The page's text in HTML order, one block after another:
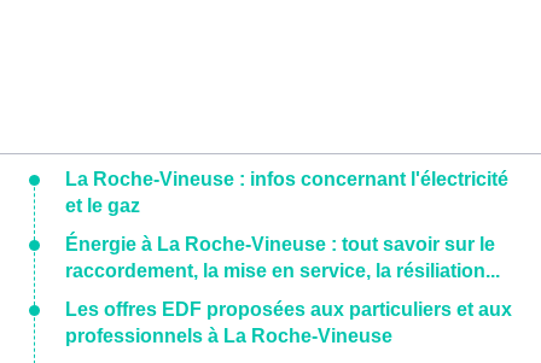
La Roche-Vineuse : infos concernant l'électricité
et le gaz
Énergie à La Roche-Vineuse : tout savoir sur le
raccordement, la mise en service, la résiliation...
Les offres EDF proposées aux particuliers et aux
professionnels à La Roche-Vineuse